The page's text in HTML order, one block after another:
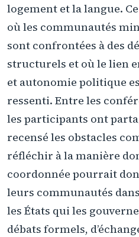
logement et la langue.
où les communautés
sont confrontées à des
structurels et où le lien
et autonomie politique
ressenti. Entre les
les participants ont
recensé les obstacles
réfléchir à la manière
coordonnée pourrait
leurs communautés
les États qui les
débats formels,